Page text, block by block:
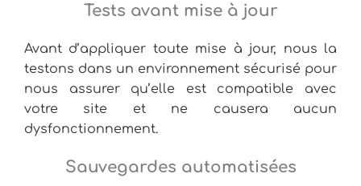
Tests avant mise à jour
Avant d’appliquer toute mise à jour, nous la
testons dans un environnement sécurisé pour
nous assurer qu’elle est compatible avec
votre site et ne causera aucun
dysfonctionnement.
Sauvegardes automatisées